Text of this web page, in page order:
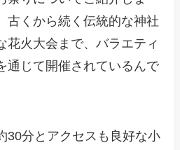
古くから続く伝統的な神社
花火大会まで、バラエティ
通じて開催されているんで
30分とアクセスも良好な小